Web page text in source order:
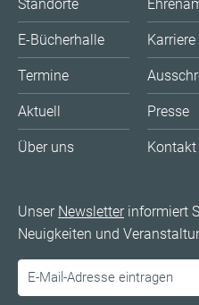
Standorte
E-Bücherhalle
Termine
Aktuell
Über uns
Karriere
Presse
Kontakt
Unser Newsletterinformiert
Neuigkeiten und